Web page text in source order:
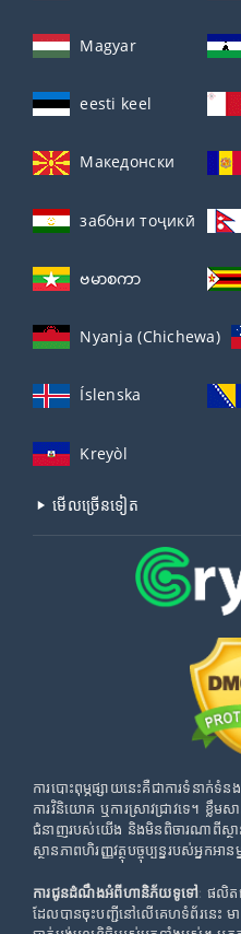
Magyar
eesti keel
Македонски
забо́ни тоҷикӣ́
ဗမာစကာ
Nyanja (Chichewa)
Íslenska
Kreyòl
មើល​ច្រើន​ទៀត
ការបោះពុម្ភផ្សាយនេះគឺជាការទំនាក់ទំ
ការវិនិយោគ ឬការស្រាវជ្រាវទេ។ ខ្លឹ
ជំនាញរបស់យើង និងមិនពិចារណាពីស្ថ
ស្ថានភាពហិរញ្ញវត្ថុបច្ចុប្បន្នរបស់អ្នកអា
ការជូនដំណឹងអំពីហានិភ័យទូទៅ: ផលិត
ដែលបានចុះបញ្ជីនៅលើគេហទំព័រនេះ